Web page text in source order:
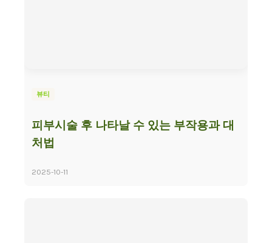
뷰티
피부시술 후 나타날 수 있는 부작용과 대
처법
2025-10-11